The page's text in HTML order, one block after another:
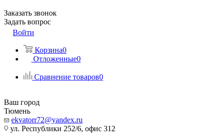
Заказать звонок
Задать вопрос
Войти
Корзина0
Отложенные0
Сравнение товаров0
Ваш город
Тюмень
ekvatorr72@yandex.ru
ул. Республики 252/6, офис 312